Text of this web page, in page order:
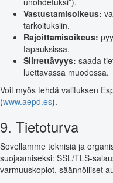
Vastustamisoikeus:
tarkoituksiin.
Rajoittamisoikeus:
tapauksissa.
Siirrettävyys: saada
luettavassa muodossa.
Voit myös tehdä valituksen
(www.aepd.es).
9. Tietoturva
Sovellamme teknisiä ja
suojaamiseksi: SSL/TLS-
varmuuskopiot, säännölliset